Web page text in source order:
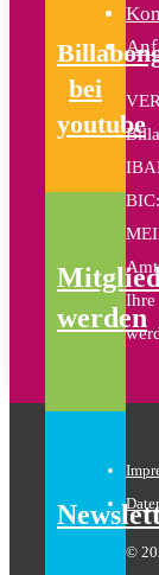
bei
youtube
werden
Ihre
©